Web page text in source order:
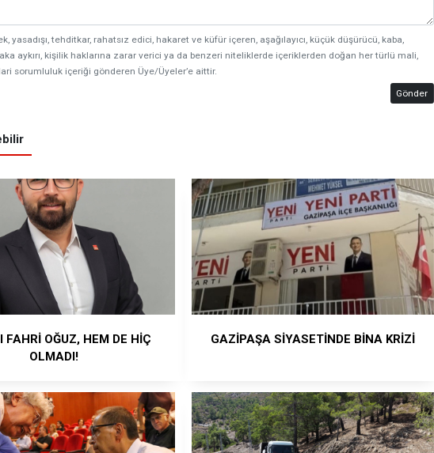
yasadışı, tehditkar, rahatsız edici, hakaret ve küfür içeren, aşağılayıcı, küçük düşürücü, kaba,
aykırı, kişilik haklarına zarar verici ya da benzeri niteliklerde içeriklerden doğan her türlü mali,
sorumluluk içeriği gönderen Üye/Üyeler’e aittir.
Gönder
FAHRİ OĞUZ, HEM DE HİÇ
OLMADI!
GAZİPAŞA SİYASETİNDE BİNA KRİZİ